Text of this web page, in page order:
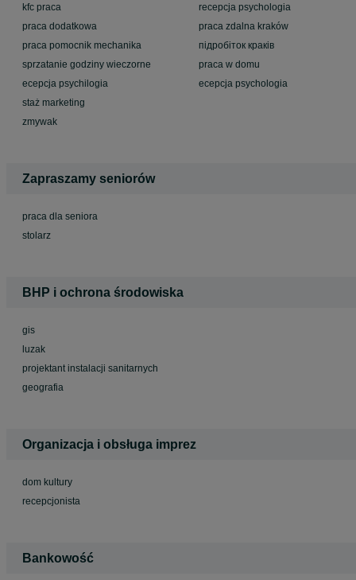
kfc praca
praca dodatkowa
praca pomocnik mechanika
sprzatanie godziny wieczorne
ecepcja psychilogia
staż marketing
zmywak
recepcja psychologia
praca zdalna kraków
підробіток краків
praca w domu
ecepcja psychologia
Zapraszamy seniorów
praca dla seniora
stolarz
BHP i ochrona środowiska
gis
luzak
projektant instalacji sanitarnych
geografia
Organizacja i obsługa imprez
dom kultury
recepcjonista
Bankowość